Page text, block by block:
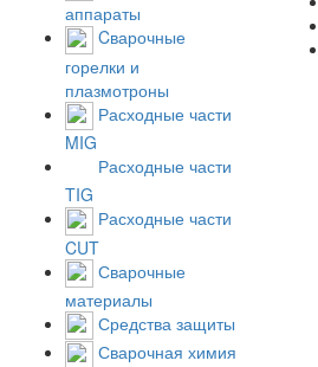
аппараты
Cварочные
горелки и
плазмотроны
Расходные части
MIG
Расходные части
TIG
Расходные части
CUT
Сварочные
материалы
Средства защиты
Сварочная химия